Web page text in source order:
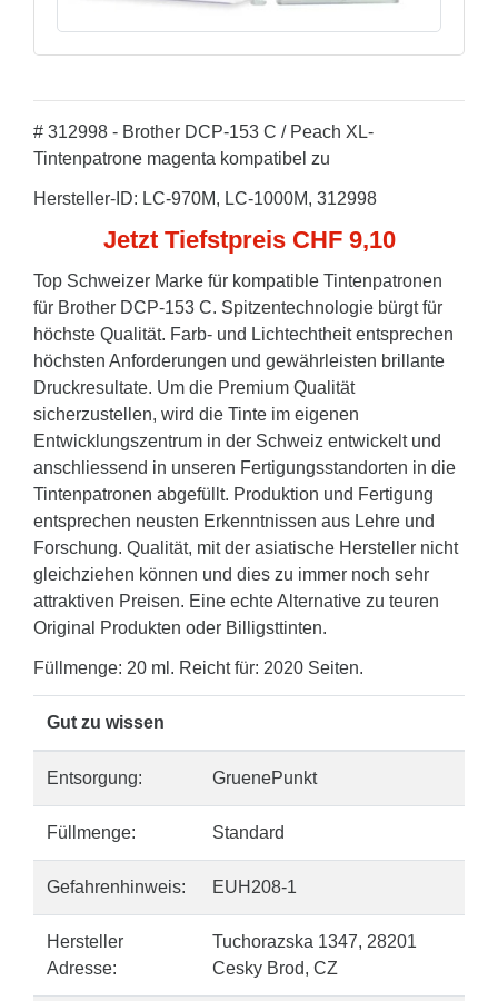
# 312998 - Brother DCP-153 C / Peach XL-
Tintenpatrone magenta kompatibel zu
Hersteller-ID: LC-970M, LC-1000M, 312998
Jetzt Tiefstpreis CHF 9,10
Top Schweizer Marke für kompatible Tintenpatronen
für Brother DCP-153 C. Spitzentechnologie bürgt für
höchste Qualität. Farb- und Lichtechtheit entsprechen
höchsten Anforderungen und gewährleisten brillante
Druckresultate. Um die Premium Qualität
sicherzustellen, wird die Tinte im eigenen
Entwicklungszentrum in der Schweiz entwickelt und
anschliessend in unseren Fertigungsstandorten in die
Tintenpatronen abgefüllt. Produktion und Fertigung
entsprechen neusten Erkenntnissen aus Lehre und
Forschung. Qualität, mit der asiatische Hersteller nicht
gleichziehen können und dies zu immer noch sehr
attraktiven Preisen. Eine echte Alternative zu teuren
Original Produkten oder Billigsttinten.
Füllmenge: 20 ml. Reicht für: 2020 Seiten.
Gut zu wissen
Entsorgung: GruenePunkt
Füllmenge: Standard
Gefahrenhinweis: EUH208-1
Hersteller
Adresse:
Tuchorazska 1347, 28201
Cesky Brod, CZ